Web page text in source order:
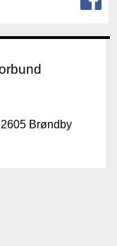
Brøndby